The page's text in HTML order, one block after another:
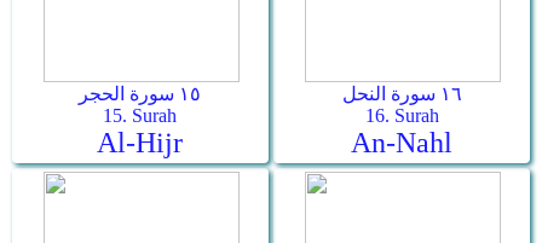
١٥ سورة الحجر
15. Surah
Al-Hijr
١٦ سورة النحل
16. Surah
An-Nahl